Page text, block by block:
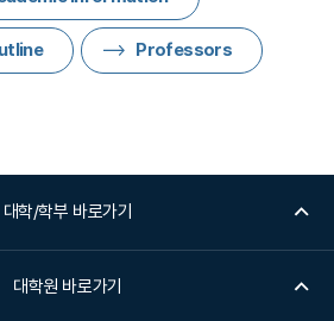
Professors
대학/학부 바로가기
대학원 바로가기